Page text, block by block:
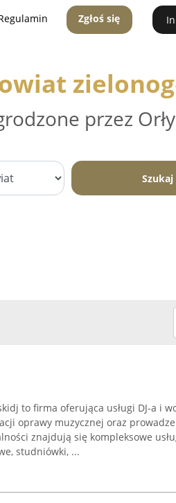
Zgłoś się
przez Orły
Szukaj
to firma oferująca usługi DJ-a i
oprawy muzycznej oraz
znajdują się kompleksowe
studniówki, ...